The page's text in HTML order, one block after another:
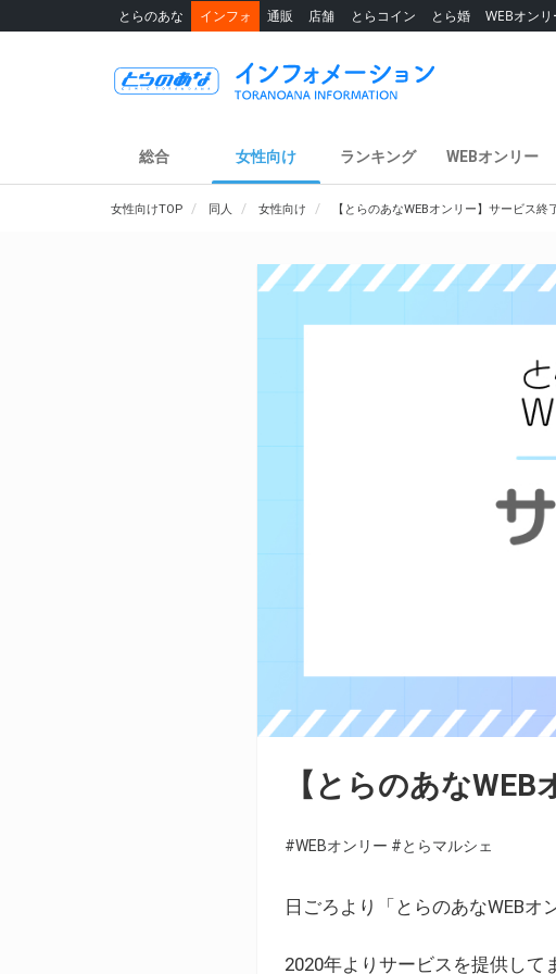
とらのあな インフォ 通販 店舗 とらコイン とら婚 WEBオンリ
総合 女性向け ランキング WEBオンリー
女性向けTOP 同人 女性向け 【とらのあなWEBオンリー】サービス終
【とらのあな
#WEBオンリー #とらマルシェ
日ごろより「とらのあなWEBオ
2020年よりサービスを提供して